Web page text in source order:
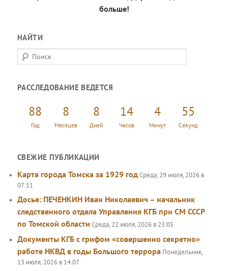
больше!
НАЙТИ
П
о
с
РАССЛЕДОВАНИЕ ВЕДЕТСЯ
88
Год
8
Месяцев
8
Дней
14
Часов
4
Минут
55
Секунд
СВЕЖИЕ ПУБЛИКАЦИИ
Карта города Томска за 1929 годСреда, 29 июля, 2026 в
07:11
Досье: ПЕЧЕНКИН Иван Николаевич – начальник
следственного отдела Управления КГБ при СМ СССР
по Томской области Среда, 22 июля, 2026 в 23:05
Документы КГБ с грифом «совершенно секретно»
работе НКВД в годы Большого террора Понедельник,
13 июля, 2026 в 14:07